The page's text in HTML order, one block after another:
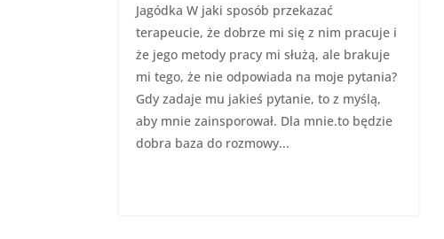
Jagódka W jaki sposób przekazać
terapeucie, że dobrze mi się z nim pracuje i
że jego metody pracy mi służą, ale brakuje
mi tego, że nie odpowiada na moje pytania?
Gdy zadaje mu jakieś pytanie, to z myślą,
aby mnie zainsporował. Dla mnie.to będzie
dobra baza do rozmowy...